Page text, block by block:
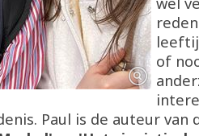
of
Paul is de auteur van